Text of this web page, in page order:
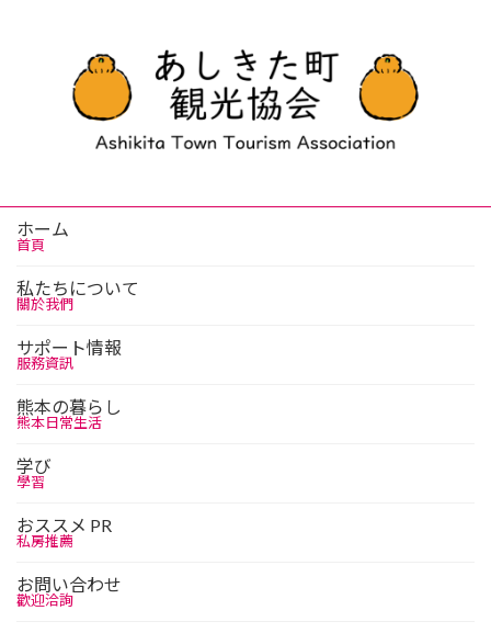
ホーム
首頁
私たちについて
關於我們
サポート情報
服務資訊
熊本の暮らし
熊本日常生活
学び
學習
おススメ PR
私房推薦
お問い合わせ
歡迎洽詢